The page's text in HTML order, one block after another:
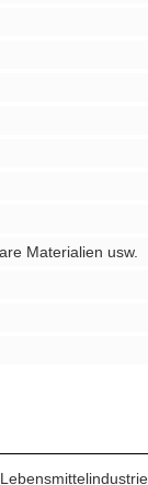
Materialien usw.